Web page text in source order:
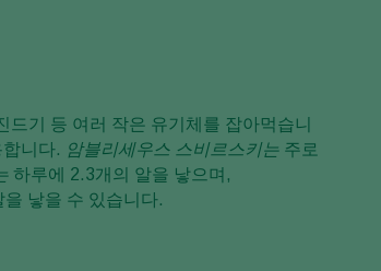
Sweden
Switzerland
Turkey
기 등 여러 작은 유기체를 잡아먹습니
니다. 암블리세우스 스비르스키는 주로
하루에 2.3개의 알을 낳으며,
낳을 수 있습니다.